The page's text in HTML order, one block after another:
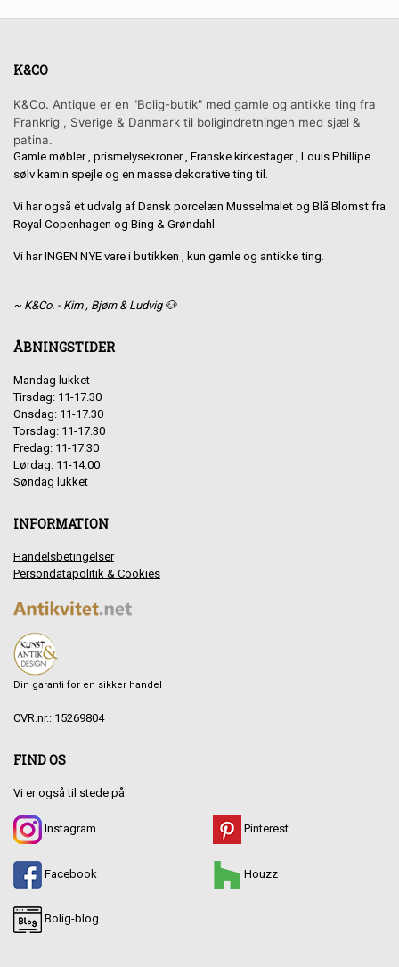
K&CO
K&Co. Antique er en "Bolig-butik" med gamle og antikke ting fra
Frankrig , Sverige & Danmark til boligindretningen med sjæl &
patina.
Gamle møbler , prismelysekroner , Franske kirkestager , Louis Phillipe
sølv kamin spejle og en masse dekorative ting til.
Vi har også et udvalg af Dansk porcelæn Musselmalet og Blå Blomst fra
Royal Copenhagen og Bing & Grøndahl.
Vi har INGEN NYE vare i butikken , kun gamle og antikke ting.
~ K&Co. - Kim , Bjørn & Ludvig 🐶
ÅBNINGSTIDER
Mandag lukket
Tirsdag: 11-17.30
Onsdag: 11-17.30
Torsdag: 11-17.30
Fredag: 11-17.30
Lørdag: 11-14.00
Søndag lukket
INFORMATION
Handelsbetingelser
Persondatapolitik & Cookies
Din garanti for en sikker handel
CVR.nr.: 15269804
FIND OS
Vi er også til stede på
Instagram
Facebook
Bolig-blog
Pinterest
Houzz